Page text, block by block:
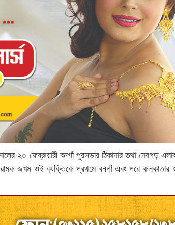
২০ ফেব্রুয়ারী বনগাঁ পুরসভার ঠিকাদার তথা দেবগড়
জখম ওই ব্যক্তিকে প্রথমে বনগাঁ এবং পরে কলকাতার